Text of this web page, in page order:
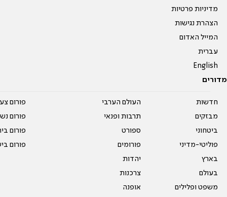
מדיניות פרטיות
הצהרת נגישות
המייל האדום
עברית
English
מדורים
חדשות
מבזקים
ביטחוני
פוליטי-מדיני
בארץ
בעולם
משפט ופלילים
העולם הערבי
תרבות ופנאי
ספורט
פורומים
יהדות
צרכנות
אופנה
פורום
פורום
פורום
פורום